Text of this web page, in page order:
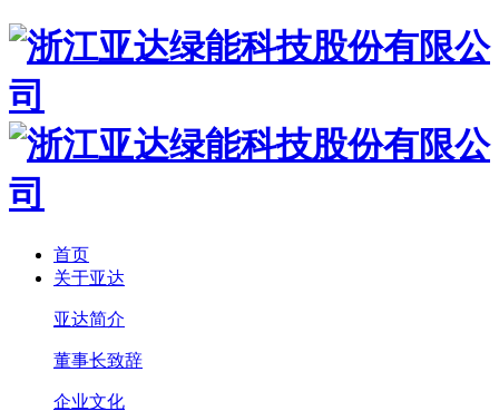
首页
关于亚达
亚达简介
董事长致辞
企业文化